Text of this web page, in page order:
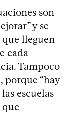
son
y se
que lleguen
cada
Tampoco
porque “hay
escuelas
que